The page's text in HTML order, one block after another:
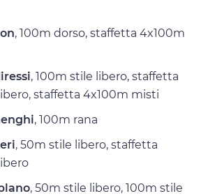
, 100m dorso, staffetta 4x100m
, 100m stile libero, staffetta
staffetta 4x100m misti
, 100m rana
, 50m stile libero, staffetta
, 50m stile libero, 100m stile